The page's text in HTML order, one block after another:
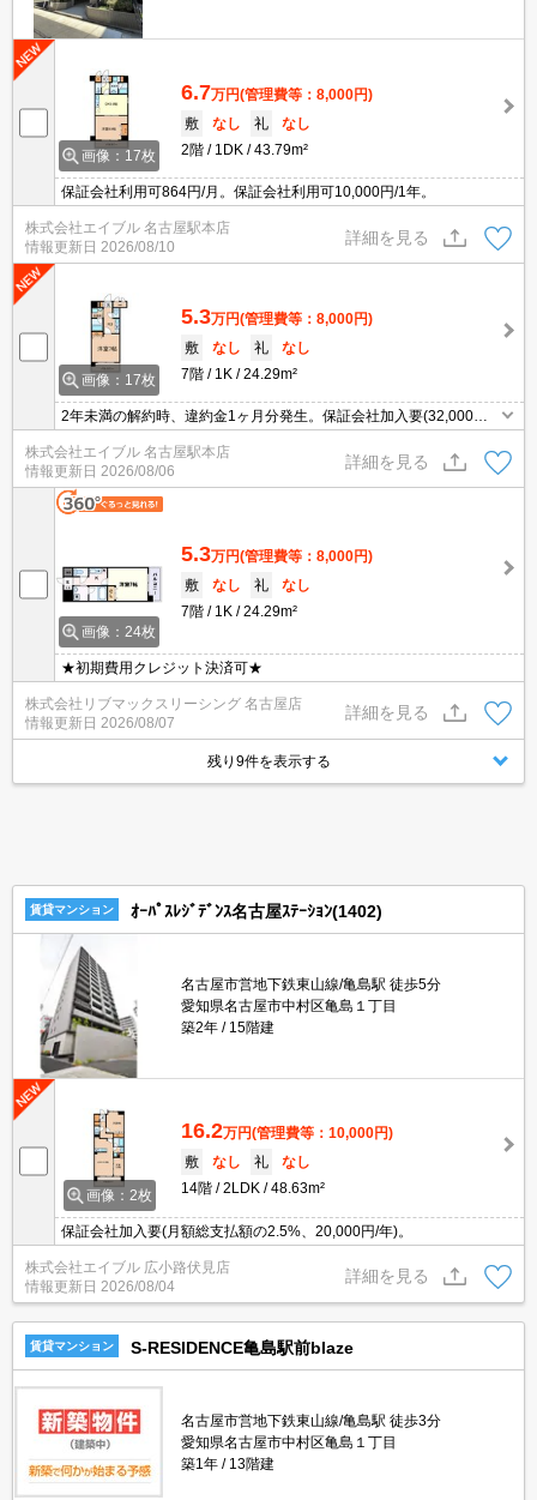
画像：17枚
6.7万円(管理費等：8,000円)
敷
なし 礼
なし
2階
1DK 43.79m²
保証会社利用可864円/月。保証会社利用可10,000円/1年。
株式会社エイブル 名古屋駅本店
情報更新日 2026/08/10
詳細を見る
画像：17枚
5.3万円(管理費等：8,000円)
敷
なし 礼
なし
7階
1K 24.29m²
2年未満の解約時、違約金1ヶ月分発生。保証会社加入要(32,000円
0%)。
株式会社エイブル 名古屋駅本店
情報更新日 2026/08/06
詳細を見る
画像：24枚
5.3万円(管理費等：8,000円)
敷
なし 礼
なし
7階
1K 24.29m²
★初期費用クレジット決済可★
株式会社リブマックスリーシング 名古屋店
情報更新日 2026/08/07
詳細を見る
残り9件を表示する
賃貸マンション ｵｰﾊﾟｽﾚｼﾞﾃﾞﾝｽ名古屋ｽﾃｰｼｮﾝ(1402)
名古屋市営地下鉄東山線/亀島駅 徒歩5分
愛知県名古屋市中村区亀島１丁目
築2年
15階建
画像：2枚
16.2万円(管理費等：10,000円)
敷
なし 礼
なし
14階
2LDK 48.63m²
保証会社加入要(月額総支払額の2.5%、20,000円/年)。
株式会社エイブル 広小路伏見店
情報更新日 2026/08/04
詳細を見る
賃貸マンション S-RESIDENCE亀島駅前blaze
名古屋市営地下鉄東山線/亀島駅 徒歩3分
愛知県名古屋市中村区亀島１丁目
築1年
13階建